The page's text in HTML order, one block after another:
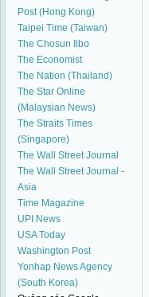
Post (Hong Kong)
Taipei Time (Taiwan)
The Chosun Ilbo
The Economist
The Nation (Thailand)
The Star Online
(Malaysian News)
The Straits Times
(Singapore)
The Wall Street Journal
The Wall Street Journal -
Asia
Time Magazine
UPI News
USA Today
Washington Post
Yonhap News Agency
(South Korea)